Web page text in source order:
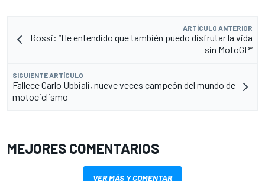
ARTÍCULO ANTERIOR
Rossi: “He entendido que también puedo disfrutar la vida
sin MotoGP”
SIGUIENTE ARTÍCULO
Fallece Carlo Ubbiali, nueve veces campeón del mundo de
motociclismo
MEJORES COMENTARIOS
VER MÁS Y COMENTAR